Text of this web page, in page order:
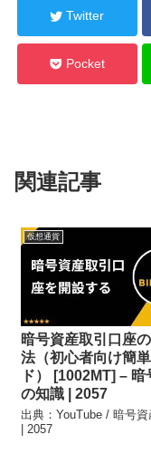
Twitter
Pocket
関連記事
仮想通貨
暗号資産取引口座
法（初心者向け簡
ド） [1002MT] – 暗
の知識 | 2057
出典：YouTube / 暗号
| 2057